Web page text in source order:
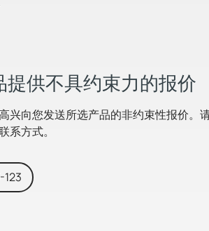
供不具约束力的报价
兴向您发送所选产品的非约束性报价
系方式。